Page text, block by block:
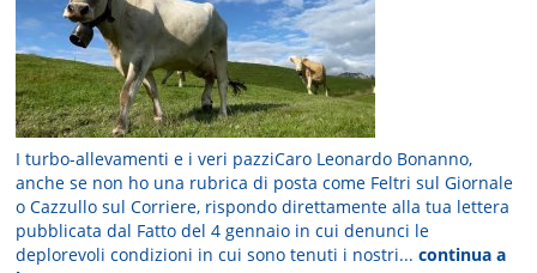
I turbo-allevamenti e i veri pazziCaro Leonardo Bonanno,
anche se non ho una rubrica di posta come Feltri sul Giornale
o Cazzullo sul Corriere, rispondo direttamente alla tua lettera
pubblicata dal Fatto del 4 gennaio in cui denunci le
deplorevoli condizioni in cui sono tenuti i nostri...continua a